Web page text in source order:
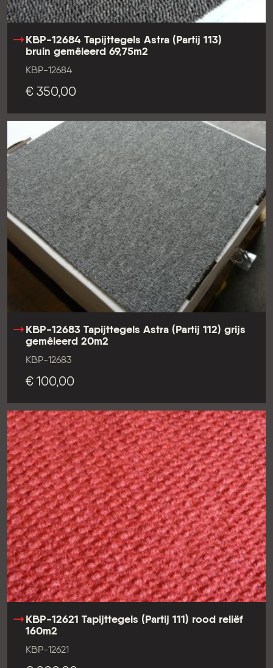
KBP-12684 Tapijttegels Astra (Partij 113)
bruin gemêleerd 69,75m2
KBP-12684
€ 350,00
KBP-12683 Tapijttegels Astra (Partij 112) grijs
gemêleerd 20m2
KBP-12683
€ 100,00
KBP-12621 Tapijttegels (Partij 111) rood reliëf
160m2
KBP-12621